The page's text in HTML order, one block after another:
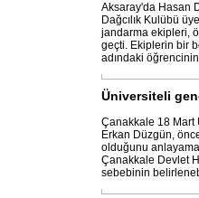
Aksaray'da Hasan
Dağcılık Kulübü
jandarma ekipleri,
geçti. Ekiplerin bir
adındaki
Üniversiteli
Çanakkale 18 Mart
Erkan Düzgün,
olduğunu
Çanakkale Devlet
sebebinin